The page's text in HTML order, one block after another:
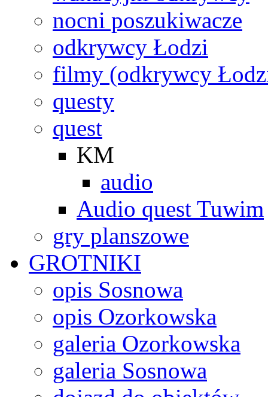
nocni poszukiwacze
odkrywcy Łodzi
filmy (odkrywcy
questy
quest
KM
audio
Audio quest Tuwim
gry planszowe
GROTNIKI
opis Sosnowa
opis Ozorkowska
galeria Ozorkowska
galeria Sosnowa